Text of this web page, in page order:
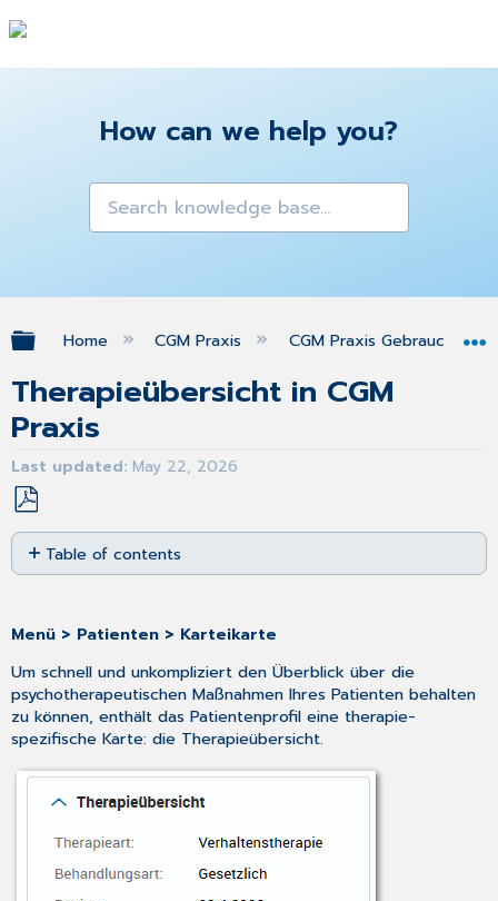
How can we help you?
Expand/collapse global hierarchy
Home CGM Praxis CGM Praxis
Therapieübersicht in CGM
Praxis
Last updated May 22, 2026
Save
as
PDF
Table of contents
von
zu
Therapieart
und
Therapiephase
Private
Therapie-
Leistungen
Kassenärztliche
Therapie-
Leistungen
Menü > Patienten > Karteikarte
Um schnell und unkompliziert den Überblick über die
psychotherapeutischen Maßnahmen Ihres Patienten behalten
zu können, enthält das Patientenprofil eine therapie-
spezifische Karte: die Therapieübersicht.